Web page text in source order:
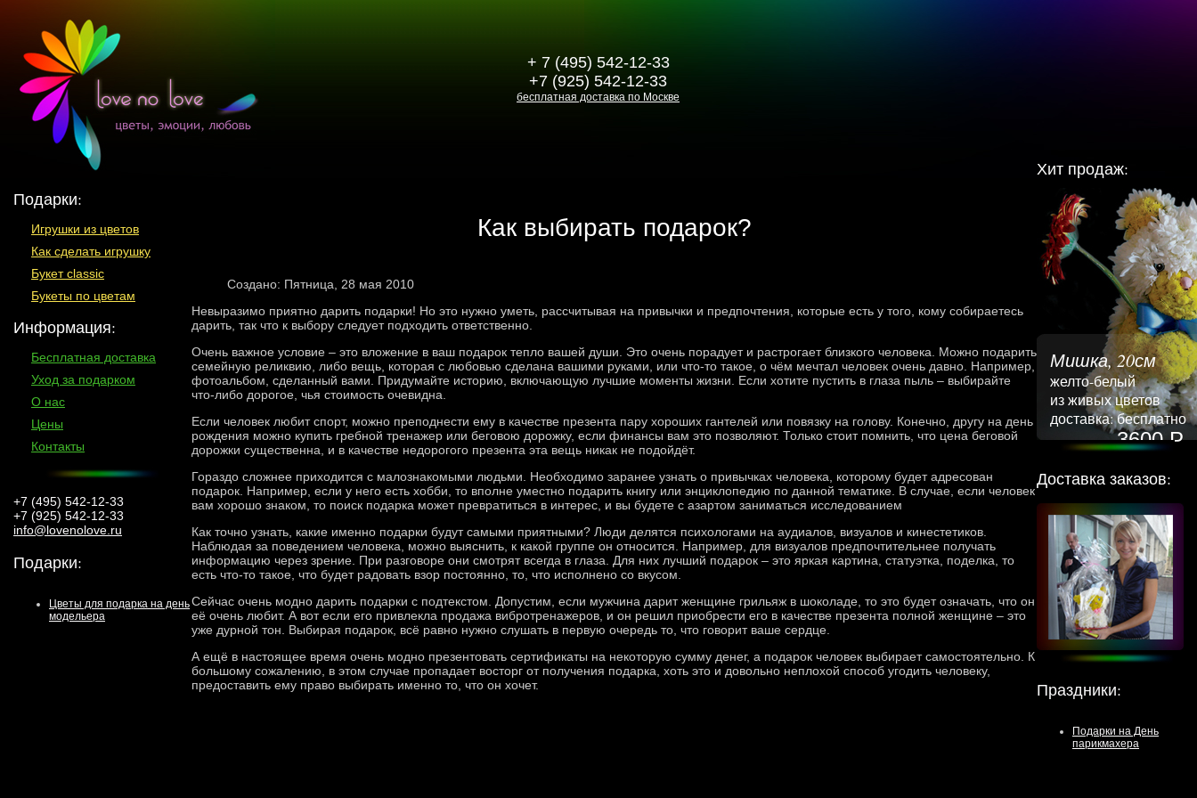
+ 7 (495) 542-12-33
+7 (925) 542-12-33
бесплатная доставка по Москве
Хит продаж:
Подарки:
Игрушки из цветов
Как сделать игрушку
Букет classic
Букеты по цветам
Информация:
Бесплатная доставка
Уход за подарком
О нас
Цены
Контакты
+7 (495) 542-12-33
+7 (925) 542-12-33
info@lovenolove.ru
Подарки:
Цветы для подарка на день
модельера
Как выбирать подарок?
Создано: Пятница, 28 мая 2010
Невыразимо приятно дарить подарки! Но это нужно уметь, рассчитывая на привычки и предпочтения, которые есть у того, кому собираетесь
дарить, так что к выбору следует подходить ответственно.
Очень важное условие – это вложение в ваш подарок тепло вашей души. Это очень порадует и растрогает близкого человека. Можно подарить
семейную реликвию, либо вещь, которая с любовью сделана вашими руками, или что-то такое, о чём мечтал человек очень давно. Например,
фотоальбом, сделанный вами. Придумайте историю, включающую лучшие моменты жизни. Если хотите пустить в глаза пыль – выбирайте
что-либо дорогое, чья стоимость очевидна.
Если человек любит спорт, можно преподнести ему в качестве презента пару хороших гантелей или повязку на голову. Конечно, другу на день
рождения можно купить гребной тренажер или беговою дорожку, если финансы вам это позволяют. Только стоит помнить, что цена беговой
дорожки существенна, и в качестве недорогого презента эта вещь никак не подойдёт.
Гораздо сложнее приходится с малознакомыми людьми. Необходимо заранее узнать о привычках человека, которому будет адресован
подарок. Например, если у него есть хобби, то вполне уместно подарить книгу или энциклопедию по данной тематике. В случае, если человек
вам хорошо знаком, то поиск подарка может превратиться в интерес, и вы будете с азартом заниматься исследованием
Как точно узнать, какие именно подарки будут самыми приятными? Люди делятся психологами на аудиалов, визуалов и кинестетиков.
Наблюдая за поведением человека, можно выяснить, к какой группе он относится. Например, для визуалов предпочтительнее получать
информацию через зрение. При разговоре они смотрят всегда в глаза. Для них лучший подарок – это яркая картина, статуэтка, поделка, то
есть что-то такое, что будет радовать взор постоянно, то, что исполнено со вкусом.
Сейчас очень модно дарить подарки с подтекстом. Допустим, если мужчина дарит женщине грильяж в шоколаде, то это будет означать, что он
её очень любит. А вот если его привлекла продажа вибротренажеров, и он решил приобрести его в качестве презента полной женщине – это
уже дурной тон. Выбирая подарок, всё равно нужно слушать в первую очередь то, что говорит ваше сердце.
А ещё в настоящее время очень модно презентовать сертификаты на некоторую сумму денег, а подарок человек выбирает самостоятельно. К
большому сожалению, в этом случае пропадает восторг от получения подарка, хоть это и довольно неплохой способ угодить человеку,
предоставить ему право выбирать именно то, что он хочет.
Мишка, 20см
желто-белый
из живых цветов
доставка: бесплатно
3600 Р
Доставка заказов:
Праздники:
Подарки на День
парикмахера